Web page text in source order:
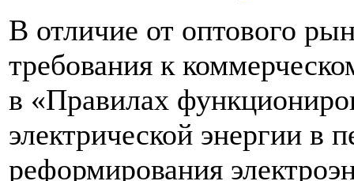
В отличие от оптового
требования к
в «Правилах
электрической энергии в
реформирования